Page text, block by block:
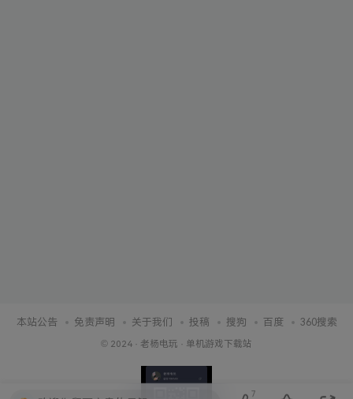
本站公告 免责声明 关于我们 投稿 搜狗 百度 360搜索
© 2024 · 老杨电玩 · 单机游戏下载站
7